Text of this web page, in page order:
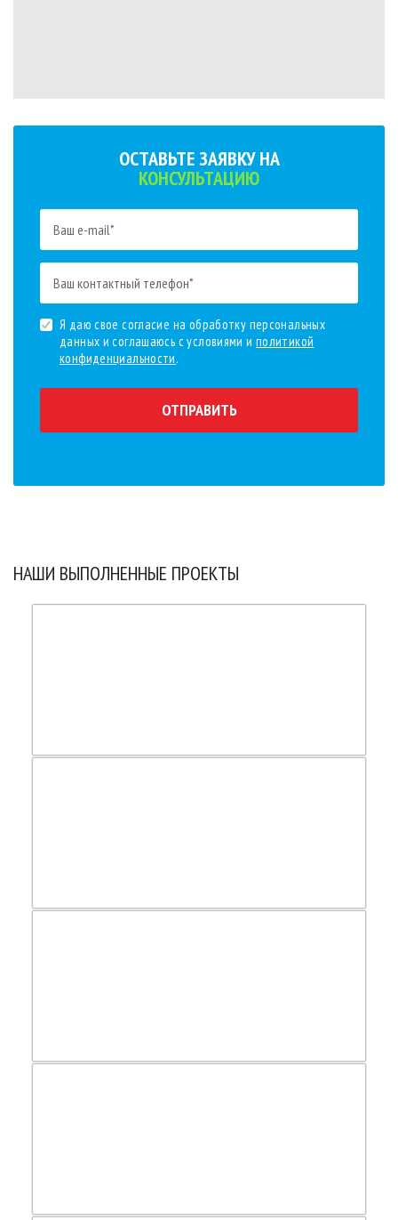
ОСТАВЬТЕ ЗАЯВКУ НА
КОНСУЛЬТАЦИЮ
Я даю свое согласие на обработку персональных
данных и соглашаюсь с условиями и политикой
конфиденциальности.
ОТПРАВИТЬ
НАШИ ВЫПОЛНЕННЫЕ ПРОЕКТЫ